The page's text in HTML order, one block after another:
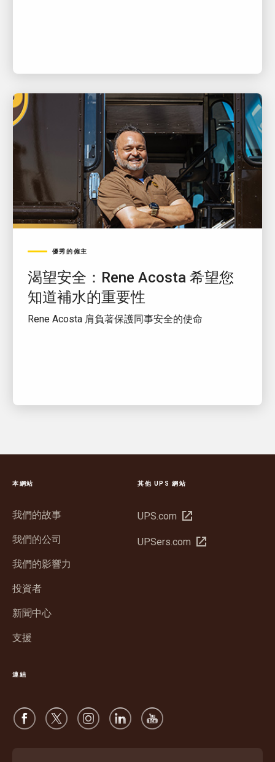
優秀的僱主
渴望安全：Rene Acosta 希望您
知道補水的重要性
Rene Acosta 肩負著保護同事安全的使命
本網站
我們的故事
我們的公司
我們的影響力
投資者
新聞中心
支援
其他 UPS 網站
UPS.com 在
視
UPSers.com 在
連結